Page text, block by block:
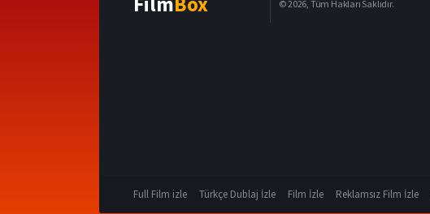
© 2026, Tüm Hakları Saklıdır.
Full Film izle Türkçe Dublaj İzle Film İzle Reklamsız Film İzle